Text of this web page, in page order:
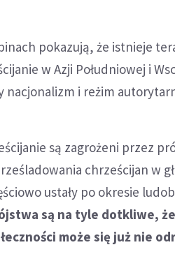
pokazują, że istnieje
w Azji Południowej i
i reżim
są zagrożeni przez
chrześcijan w
ustały po okresie
są na tyle dotkliwe,
może się już nie